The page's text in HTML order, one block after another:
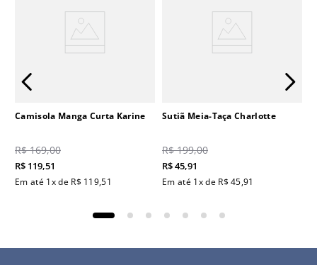
Camisola Manga Curta Karine
R$ 169,00
R$ 119,51
Em até 1x de R$ 119,51
Sutiã Meia-Taça Charlotte
R$ 199,00
R$45,91
Em até 1x de R$ 45,91